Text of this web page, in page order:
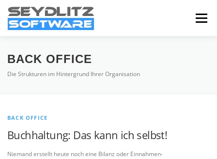
Inhalt
springen
Menü
HOME CLOUD
BACK OFFICE
Die Strukturen im Hintergrund Ihrer Organisation
BACK OFFICE
Buchhaltung: Das kann ich selbst!
Niemand erstellt heute noch eine Bilanz oder Einnahmen-